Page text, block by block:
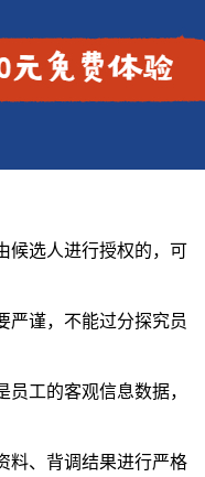
候选人进行授权的，可
严谨，不能过分探究员
工的客观信息数据，
料、背调结果进行严格